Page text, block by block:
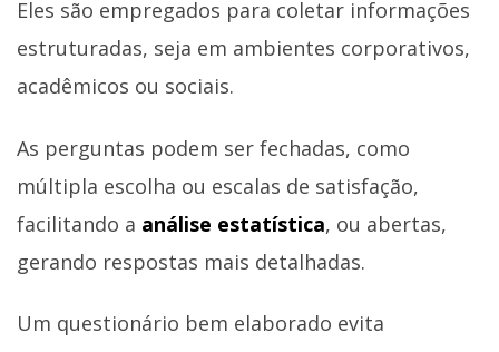
Eles são empregados para coletar informações
estruturadas, seja em ambientes corporativos,
acadêmicos ou sociais.
As perguntas podem ser fechadas, como
múltipla escolha ou escalas de satisfação,
facilitando a análise estatística, ou abertas,
gerando respostas mais detalhadas.
Um questionário bem elaborado evita